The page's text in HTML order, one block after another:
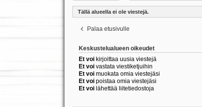
Tällä alueella ei ole viestejä.
Palaa etusivulle
Keskustelualueen oikeudet
Et voikirjoittaa uusia viestejä
Et voivastata viestiketjuihin
Et voimuokata omia viestejäsi
Et voipoistaa omia viestejäsi
Et voilähettää liitetiedostoja